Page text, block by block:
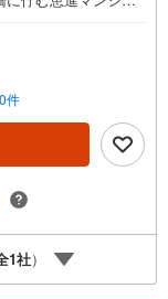
草線「本所吾妻橋」
トランスからは東京
エなどでのお買い
の建物は鉄骨鉄筋
お部屋は高層9階部
■今すぐ見たい！■ロ
日・土日・祝祭日…
談 ○ご自宅査定
！
件
1社）